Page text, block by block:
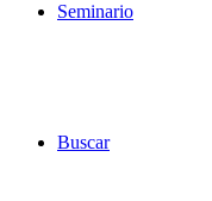
Seminario
Buscar